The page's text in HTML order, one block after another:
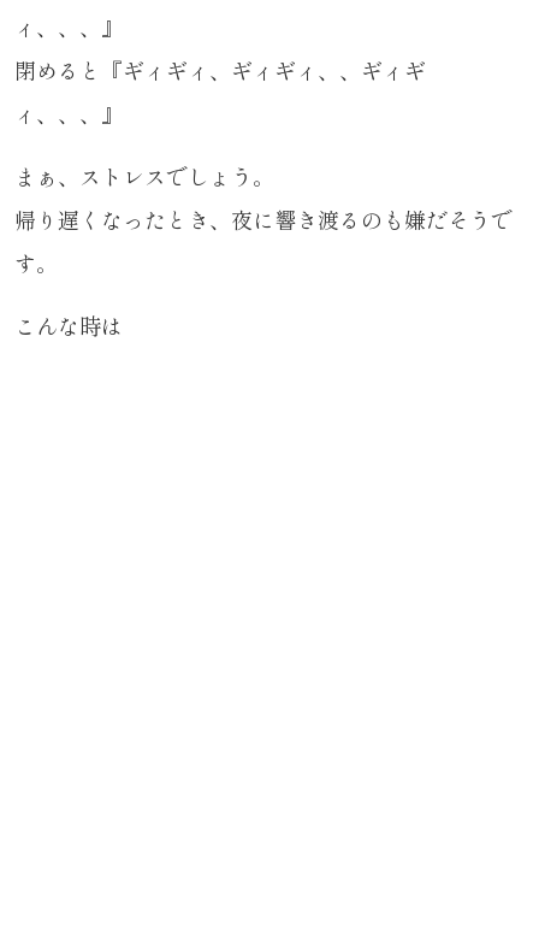
ィ、、、』
閉めると『ギィギィ、ギィギィ、、ギィギ
ィ、、、』
まぁ、ストレスでしょう。
帰り遅くなったとき、夜に響き渡るのも嫌だそうで
す。
こんな時は